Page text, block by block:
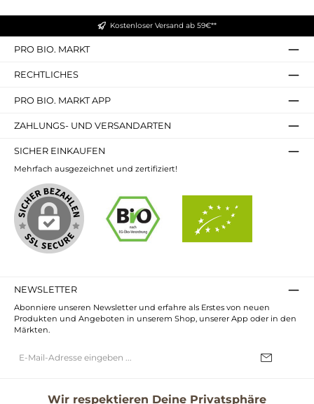
Kostenloser Versand ab 59€**
PRO BIO. MARKT
RECHTLICHES
PRO BIO. MARKT APP
ZAHLUNGS- UND VERSANDARTEN
SICHER EINKAUFEN
Mehrfach ausgezeichnet und zertifiziert!
NEWSLETTER
Abonniere unseren Newsletter und erfahre als Erstes von neuen
Produkten und Angeboten in unserem Shop, unserer App oder in den
Märkten.
Mail-
Wir respektieren Deine Privatsphäre